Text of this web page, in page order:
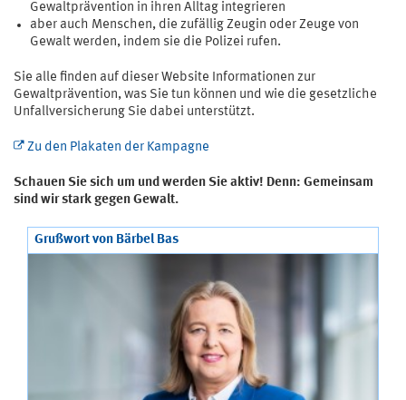
Gewaltprävention in ihren Alltag integrieren
aber auch Menschen, die zufällig Zeugin oder Zeuge von
Gewalt werden, indem sie die Polizei rufen.
Sie alle finden auf dieser Website Informationen zur
Gewaltprävention, was Sie tun können und wie die gesetzliche
Unfallversicherung Sie dabei unterstützt.
Zu den Plakaten der Kampagne
Schauen Sie sich um und werden Sie aktiv! Denn: Gemeinsam
sind wir stark gegen Gewalt.
Grußwort von Bärbel Bas